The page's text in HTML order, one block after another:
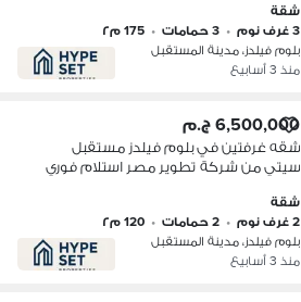
فوائد
شقة
3 غرف نوم
• 3 حمامات • 175 م٢
بلوم فيلدز، مدينة المستقبل
منذ 3 أسابيع
6,500,000 ج.م
شقه غرفتين في بلوم فيلدز مستقبل
سيتي من شركة تطوير مصر استلام فوري
بدون فوائد
شقة
2 غرف نوم
• 2 حمامات • 120 م٢
بلوم فيلدز، مدينة المستقبل
منذ 3 أسابيع